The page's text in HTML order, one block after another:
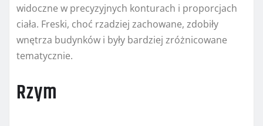
widoczne w precyzyjnych konturach i proporcjach
ciała. Freski, choć rzadziej zachowane, zdobiły
wnętrza budynków i były bardziej zróżnicowane
tematycznie.
Rzym